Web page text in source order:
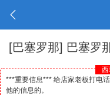
[巴塞罗那] 巴塞罗
西
***重要信息*** 给店家老板打电
他的信息的。